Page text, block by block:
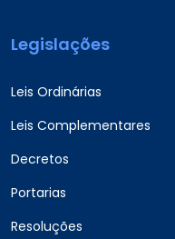
Legislações
Leis Ordinárias
Leis Complementares
Decretos
Portarias
Resoluções